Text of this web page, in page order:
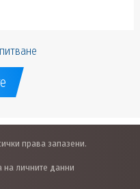
права запазени.
на личните данни